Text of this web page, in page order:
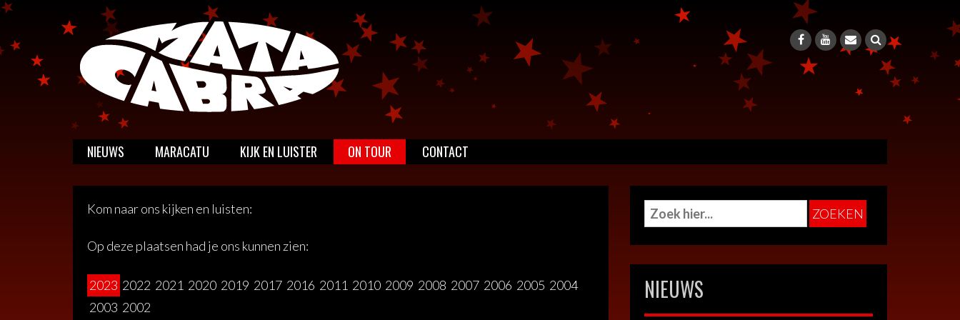
Meteen
de
inhoud
MATA CABRA
Maracatu slagwerkgroep
NIEUWS MARACATU KIJK EN LUISTER ON TOUR CONTACT
Kom naar ons kijken en luisten:
Op deze plaatsen had je ons kunnen zien:
2023 2022 2021 2020 2019 2017 2016 2011 2010 2009 2008 2007 2006 2005 2004
2003 2002
NIEUWS